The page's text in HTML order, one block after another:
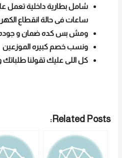
ساعات فى حالة انقطاع
ومش بس كده ضمان و جوده
ونسب خصم كبيره الموزعين
كل اللى عليك تقولنا طلباتك
Related Posts: